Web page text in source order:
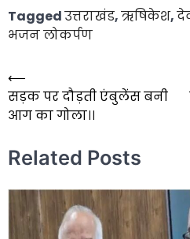
Taggedउत्तराखंड,ऋषिकेश,
भजन लोकर्पण
Post
navigation
⟵
सड़क पर दौड़ती एंबुलेंस बनी
आग का गोला।।
Related Posts